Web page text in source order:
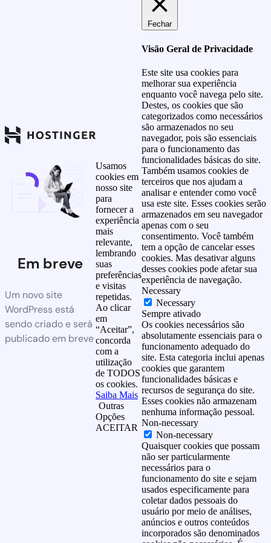
Em breve
Um novo site
WordPress está
sendo criado e será
publicado em breve
Usamos
cookies em
nosso site
para
fornecer a
experiência
mais
relevante,
lembrando
suas
preferências
e visitas
repetidas.
Ao clicar
em
“Aceitar”,
concorda
com a
utilização
de TODOS
os cookies.
Saiba Mais
Outras
Opções
ACEITAR
Fechar
Visão Geral de Privacidade
Este site usa cookies para
melhorar sua experiência
enquanto você navega pelo site.
Destes, os cookies que são
categorizados como necessários
são armazenados no seu
navegador, pois são essenciais
para o funcionamento das
funcionalidades básicas do site.
Também usamos cookies de
terceiros que nos ajudam a
analisar e entender como você
usa este site. Esses cookies serão
armazenados em seu navegador
apenas com o seu
consentimento. Você também
tem a opção de cancelar esses
cookies. Mas desativar alguns
desses cookies pode afetar sua
experiência de navegação.
Necessary
Necessary
Sempre ativado
Os cookies necessários são
absolutamente essenciais para o
funcionamento adequado do
site. Esta categoria inclui apenas
cookies que garantem
funcionalidades básicas e
recursos de segurança do site.
Esses cookies não armazenam
nenhuma informação pessoal.
Non-necessary
Non-necessary
Quaisquer cookies que possam
não ser particularmente
necessários para o
funcionamento do site e sejam
usados especificamente para
coletar dados pessoais do
usuário por meio de análises,
anúncios e outros conteúdos
incorporados são denominados